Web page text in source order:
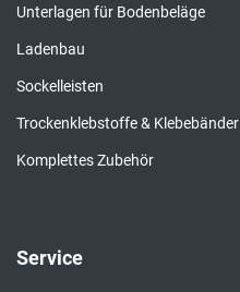
Unterlagen für Bodenbeläge
Ladenbau
Sockelleisten
Trockenklebstoffe & Klebebänder
Komplettes Zubehör
Service